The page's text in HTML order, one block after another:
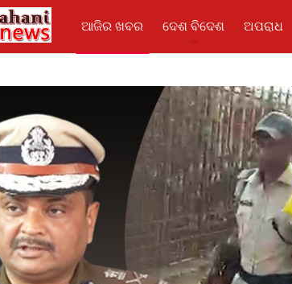
ଆଜିର ଖବର ଦେଶ ବିଦେଶ ଅପରାଧ